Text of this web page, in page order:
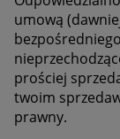
umową
prościej
twoim
prawny.